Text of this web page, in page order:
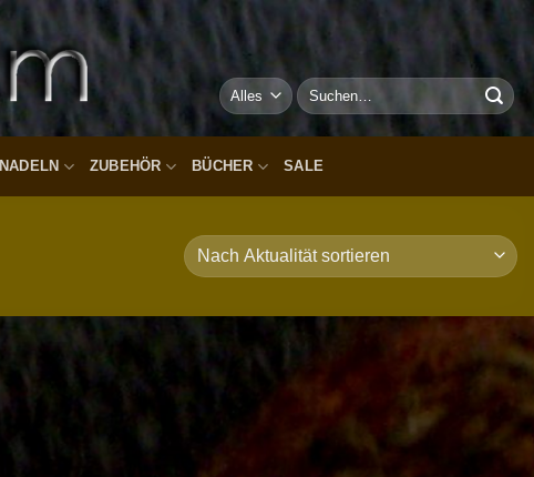
Suchen
nach:
NADELN ZUBEHÖR BÜCHER SALE